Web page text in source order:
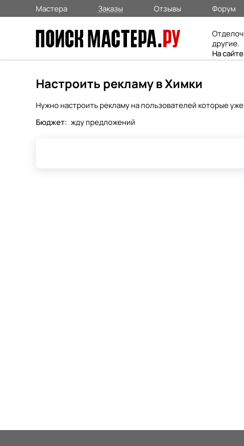
Мастера Заказы Отзывы Форум
другие.
На
Настроить рекламу в Химки
Нужно настроить рекламу на пользователей которые
Бюджет: жду предложений